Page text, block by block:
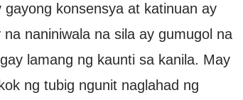
konsensya at katinuan ay
naniniwala na sila ay gumugol na
lamang ng kaunti sa kanila. May
ng tubig ngunit naglahad ng